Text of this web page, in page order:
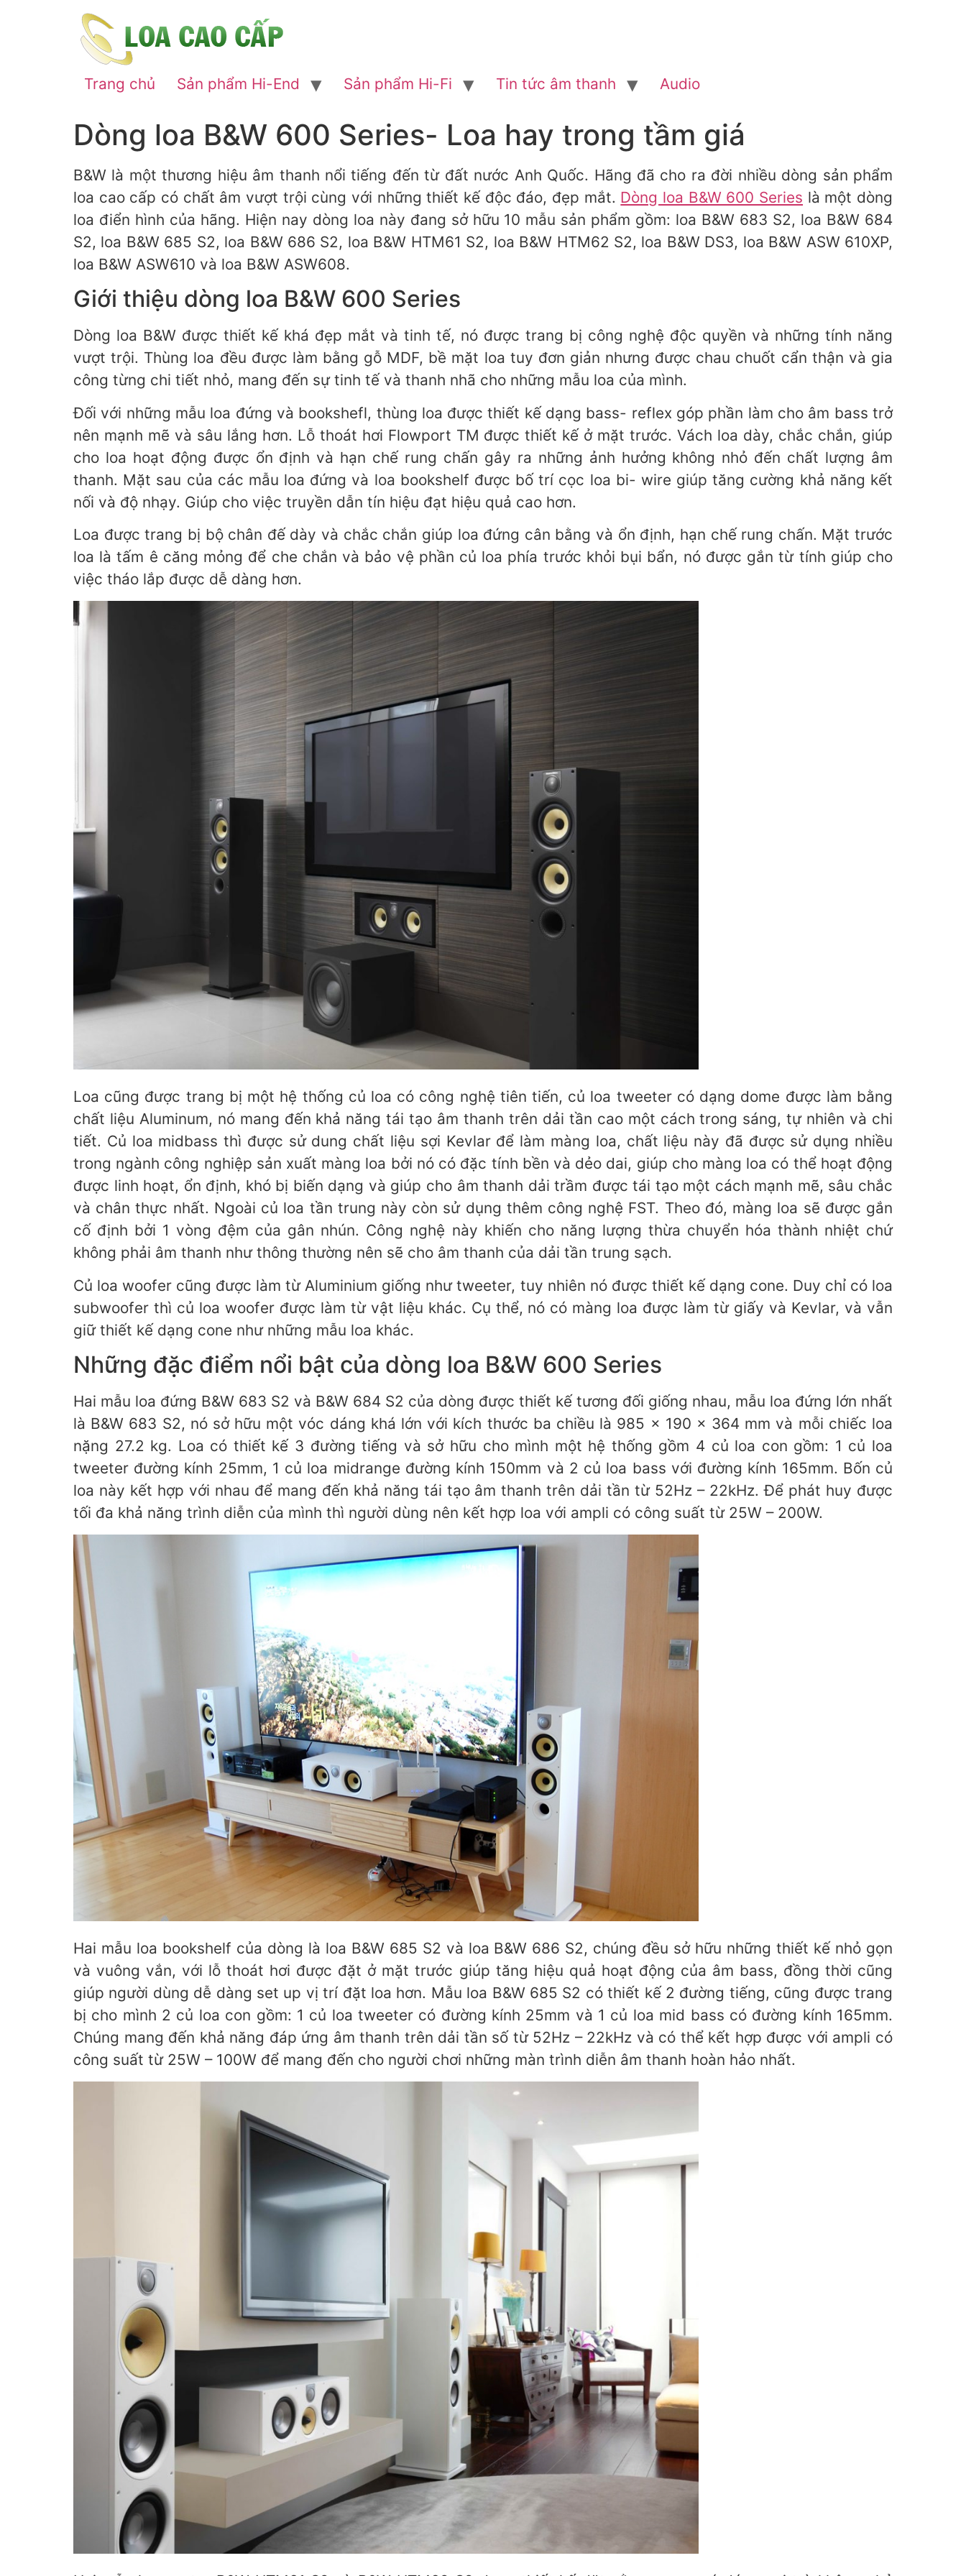
Trang chủ Sản phẩm Hi-End Sản phẩm Hi-Fi Tin tức âm thanh Audio
Dòng loa B&W 600 Series- Loa hay trong tầm giá
B&W là một thương hiệu âm thanh nổi tiếng đến từ đất nước Anh Quốc. Hãng đã cho ra đời nhiều dòng sản phẩm
loa cao cấp có chất âm vượt trội cùng với những thiết kế độc đáo, đẹp mắt. Dòng loa B&W 600 Series là một dòng
loa điển hình của hãng. Hiện nay dòng loa này đang sở hữu 10 mẫu sản phẩm gồm: loa B&W 683 S2, loa B&W 684
S2, loa B&W 685 S2, loa B&W 686 S2, loa B&W HTM61 S2, loa B&W HTM62 S2, loa B&W DS3, loa B&W ASW 610XP,
loa B&W ASW610 và loa B&W ASW608.
Giới thiệu dòng loa B&W 600 Series
Dòng loa B&W được thiết kế khá đẹp mắt và tinh tế, nó được trang bị công nghệ độc quyền và những tính năng
vượt trội. Thùng loa đều được làm bằng gỗ MDF, bề mặt loa tuy đơn giản nhưng được chau chuốt cẩn thận và gia
công từng chi tiết nhỏ, mang đến sự tinh tế và thanh nhã cho những mẫu loa của mình.
Đối với những mẫu loa đứng và bookshefl, thùng loa được thiết kế dạng bass- reflex góp phần làm cho âm bass trở
nên mạnh mẽ và sâu lắng hơn. Lỗ thoát hơi Flowport TM được thiết kế ở mặt trước. Vách loa dày, chắc chắn, giúp
cho loa hoạt động được ổn định và hạn chế rung chấn gây ra những ảnh hưởng không nhỏ đến chất lượng âm
thanh. Mặt sau của các mẫu loa đứng và loa bookshelf được bố trí cọc loa bi- wire giúp tăng cường khả năng kết
nối và độ nhạy. Giúp cho việc truyền dẫn tín hiệu đạt hiệu quả cao hơn.
Loa được trang bị bộ chân đế dày và chắc chắn giúp loa đứng cân bằng và ổn định, hạn chế rung chấn. Mặt trước
loa là tấm ê căng mỏng để che chắn và bảo vệ phần củ loa phía trước khỏi bụi bẩn, nó được gắn từ tính giúp cho
việc tháo lắp được dễ dàng hơn.
Loa cũng được trang bị một hệ thống củ loa có công nghệ tiên tiến, củ loa tweeter có dạng dome được làm bằng
chất liệu Aluminum, nó mang đến khả năng tái tạo âm thanh trên dải tần cao một cách trong sáng, tự nhiên và chi
tiết. Củ loa midbass thì được sử dung chất liệu sợi Kevlar để làm màng loa, chất liệu này đã được sử dụng nhiều
trong ngành công nghiệp sản xuất màng loa bởi nó có đặc tính bền và dẻo dai, giúp cho màng loa có thể hoạt động
được linh hoạt, ổn định, khó bị biến dạng và giúp cho âm thanh dải trầm được tái tạo một cách mạnh mẽ, sâu chắc
và chân thực nhất. Ngoài củ loa tần trung này còn sử dụng thêm công nghệ FST. Theo đó, màng loa sẽ được gắn
cố định bởi 1 vòng đệm của gân nhún. Công nghệ này khiến cho năng lượng thừa chuyển hóa thành nhiệt chứ
không phải âm thanh như thông thường nên sẽ cho âm thanh của dải tần trung sạch.
Củ loa woofer cũng được làm từ Aluminium giống như tweeter, tuy nhiên nó được thiết kế dạng cone. Duy chỉ có loa
subwoofer thì củ loa woofer được làm từ vật liệu khác. Cụ thể, nó có màng loa được làm từ giấy và Kevlar, và vẫn
giữ thiết kế dạng cone như những mẫu loa khác.
Những đặc điểm nổi bật của dòng loa B&W 600 Series
Hai mẫu loa đứng B&W 683 S2 và B&W 684 S2 của dòng được thiết kế tương đối giống nhau, mẫu loa đứng lớn nhất
là B&W 683 S2, nó sở hữu một vóc dáng khá lớn với kích thước ba chiều là 985 x 190 x 364 mm và mỗi chiếc loa
nặng 27.2 kg. Loa có thiết kế 3 đường tiếng và sở hữu cho mình một hệ thống gồm 4 củ loa con gồm: 1 củ loa
tweeter đường kính 25mm, 1 củ loa midrange đường kính 150mm và 2 củ loa bass với đường kính 165mm. Bốn củ
loa này kết hợp với nhau để mang đến khả năng tái tạo âm thanh trên dải tần từ 52Hz – 22kHz. Để phát huy được
tối đa khả năng trình diễn của mình thì người dùng nên kết hợp loa với ampli có công suất từ 25W – 200W.
Hai mẫu loa bookshelf của dòng là loa B&W 685 S2 và loa B&W 686 S2, chúng đều sở hữu những thiết kế nhỏ gọn
và vuông vắn, với lỗ thoát hơi được đặt ở mặt trước giúp tăng hiệu quả hoạt động của âm bass, đồng thời cũng
giúp người dùng dễ dàng set up vị trí đặt loa hơn. Mẫu loa B&W 685 S2 có thiết kế 2 đường tiếng, cũng được trang
bị cho mình 2 củ loa con gồm: 1 củ loa tweeter có đường kính 25mm và 1 củ loa mid bass có đường kính 165mm.
Chúng mang đến khả năng đáp ứng âm thanh trên dải tần số từ 52Hz – 22kHz và có thể kết hợp được với ampli có
công suất từ 25W – 100W để mang đến cho người chơi những màn trình diễn âm thanh hoàn hảo nhất.